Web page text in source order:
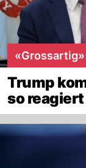
«Grossartig»
Trump
so